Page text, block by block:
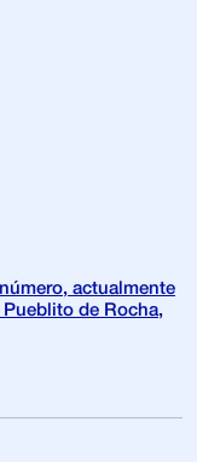
actualmente
de Rocha,